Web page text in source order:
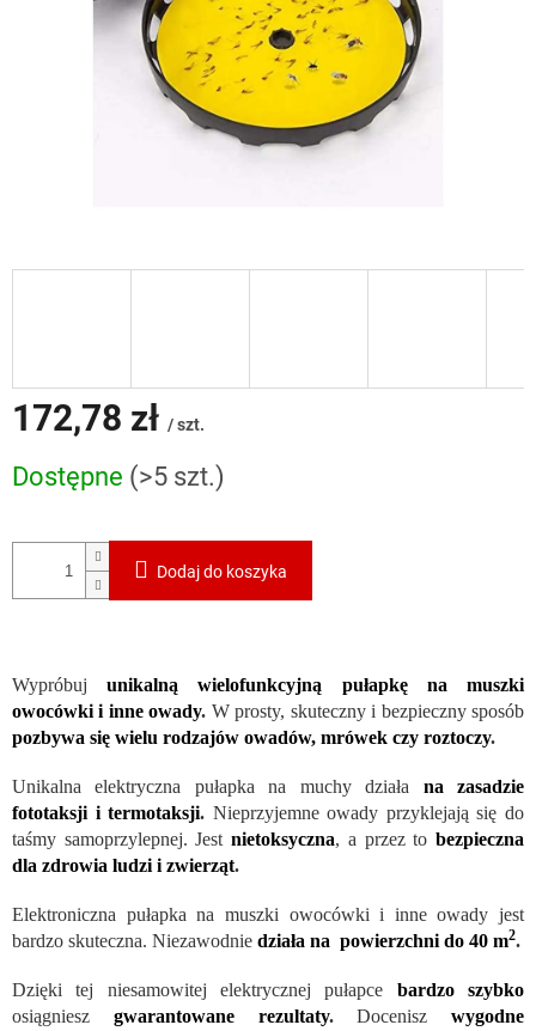
172,78 zł / szt.
jednostkowa:
Dostępne (>5 szt.)
Dodaj do koszyka
Wypróbujunikalną wielofunkcyjną pułapkę na muszki
owocówki i inne owady. W prosty, skuteczny i bezpieczny sposób
pozbywa się wielu rodzajów owadów, mrówek czy roztoczy.
Unikalna elektryczna pułapka na muchy działa na zasadzie
fototaksji i termotaksji. Nieprzyjemne owady przyklejają się do
taśmy samoprzylepnej. Jestnietoksyczna, a przez tobezpieczna
dla zdrowia ludzi i zwierząt.
Elektroniczna pułapka na muszki owocówki i inne owady jest
bardzo skuteczna. Niezawodnie działa na powierzchni do 40 m2.
Dzięki tej niesamowitej elektrycznej pułapce bardzo szybko
osiągniesz gwarantowane rezultaty.Docenisz wygodne